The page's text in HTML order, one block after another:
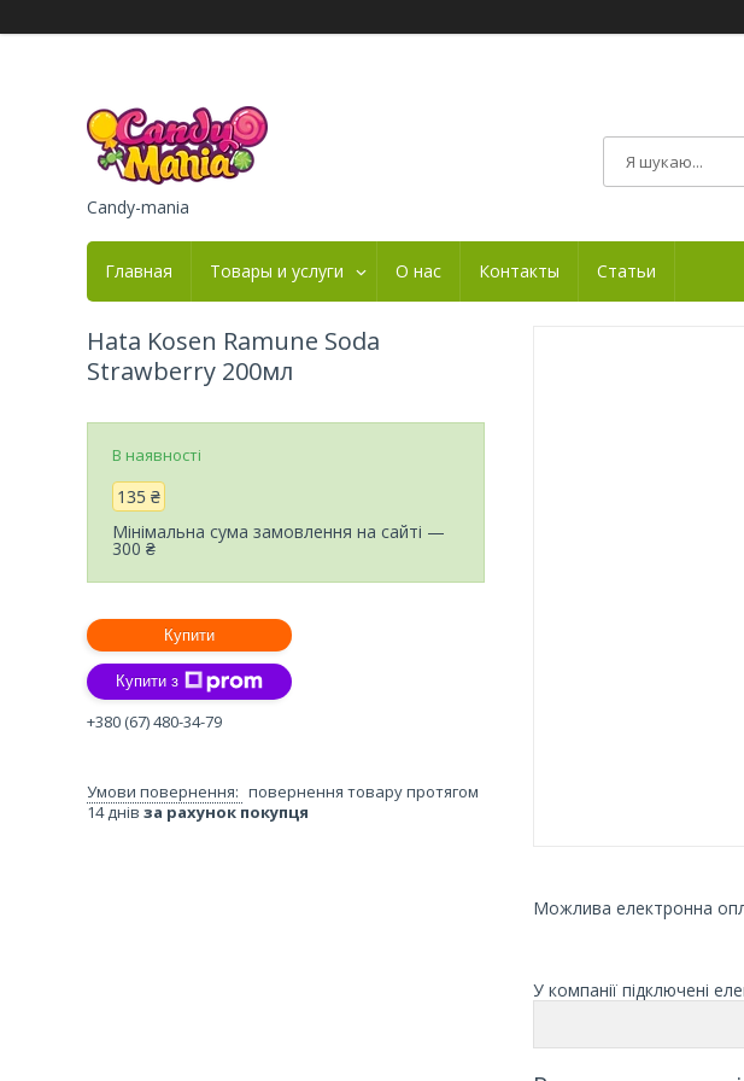
Candy-mania
Главная Товары и услуги О нас Контакты Статьи
У компанії підключені
Hata Kosen Ramune Soda
Strawberry 200мл
В наявності
135 ₴
Мінімальна сума замовлення на сайті —
300 ₴
Купити
Купити з
+380 (67) 480-34-79
повернення товару протягом
14 днів за рахунок покупця